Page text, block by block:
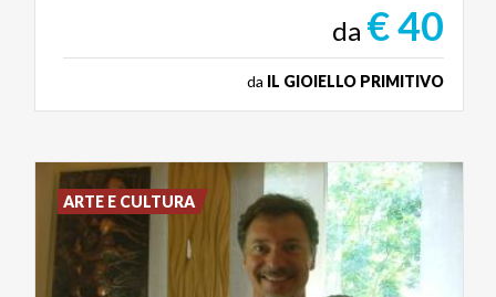
da € 40
da IL GIOIELLO PRIMITIVO
ARTE E CULTURA